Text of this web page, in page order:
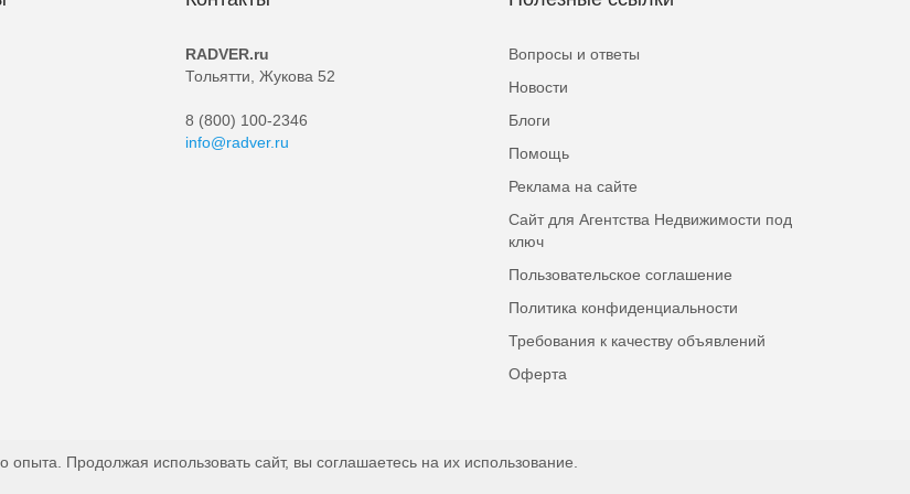
RADVER.ru
Тольятти, Жукова 52
8 (800) 100-2346
info@radver.ru
Вопросы и ответы
Новости
Блоги
Помощь
Реклама на сайте
Сайт для Агентства Недвижимости под
ключ
Пользовательское соглашение
Политика конфиденциальности
Требования к качеству объявлений
Оферта
Продолжая использовать сайт, вы соглашаетесь на их использование.